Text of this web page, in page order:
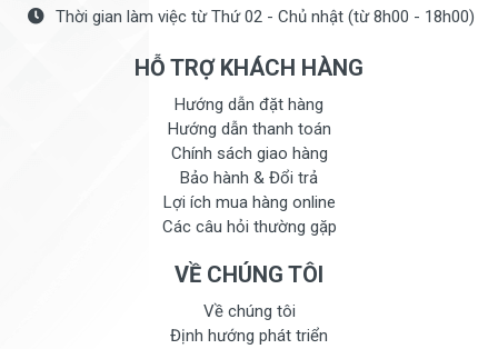
Thời gian làm việc từ Thứ 02 - Chủ nhật (từ 8h00 - 18h00)
HỖ TRỢ KHÁCH HÀNG
Hướng dẫn đặt hàng
Hướng dẫn thanh toán
Chính sách giao hàng
Bảo hành & Đổi trả
Lợi ích mua hàng online
Các câu hỏi thường gặp
VỀ CHÚNG TÔI
Về chúng tôi
Định hướng phát triển